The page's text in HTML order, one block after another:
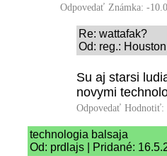
Odpovedať Známka: -10.0
Re: wattafak?
Od: reg.:
Su aj starsi
novymi
Odpovedať Hodnotiť:
technologia balsaja
Od: prdlajs | Pridané: